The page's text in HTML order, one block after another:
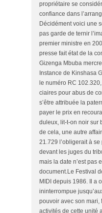
propriétaire se
confiance dans
Décidément voici une
pas garde de ternir
premier ministre en
presse fait état de la
Gizenga Mbuba
Instance de Kinshasa
le numéro RC
ciaires pour abus de
s’être attribuée la
payer le prix en
duleux, lit-t-on noir sur
de cela, une autre
21.729 l’obligerait à
devant les juges du
mais la date n’est pas
document.Le Festival
MIDI de­puis 1986. Il a
ininterrompue
pouvoir avec son
activités de cette unité